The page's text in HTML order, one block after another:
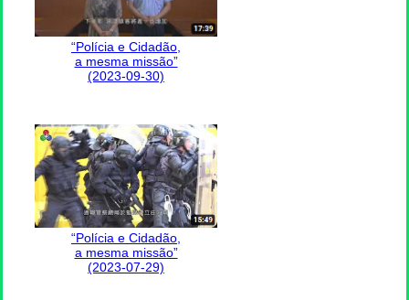
“Polícia e Cidadão,
a mesma missão”
(2023-09-30)
“Polícia e Cidadão,
a mesma missão”
(2023-07-29)